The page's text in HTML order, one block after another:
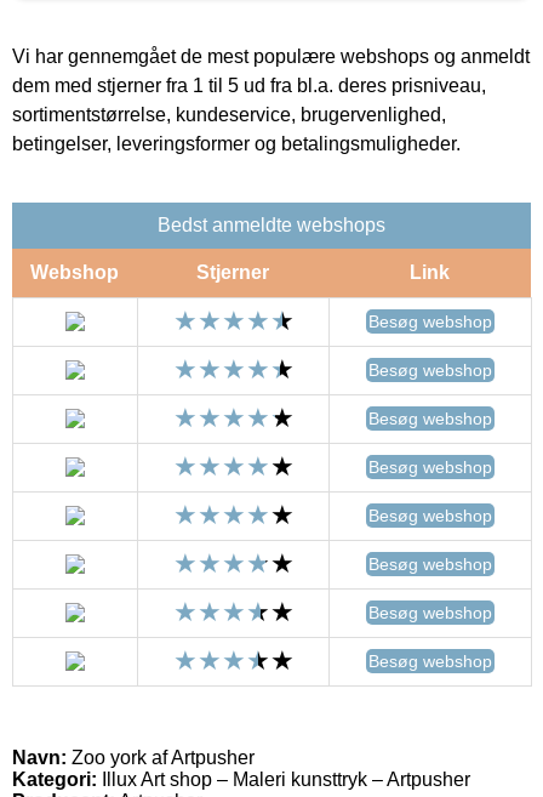
Vi har gennemgået de mest populære webshops og anmeldt
dem med stjerner fra 1 til 5 ud fra bl.a. deres prisniveau,
sortimentstørrelse, kundeservice, brugervenlighed,
betingelser, leveringsformer og betalingsmuligheder.
Bedst anmeldte webshops
Webshop Stjerner Link
Besøg webshop
Besøg webshop
Besøg webshop
Besøg webshop
Besøg webshop
Besøg webshop
Besøg webshop
Besøg webshop
Navn: Zoo york af Artpusher
Kategori: Illux Art shop – Maleri kunsttryk – Artpusher